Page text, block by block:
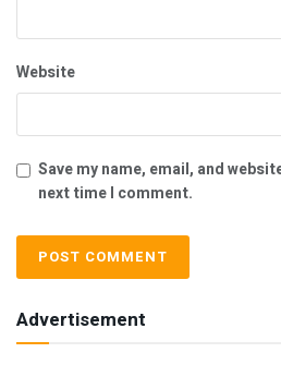
Website
Save my name, email, and
next time I comment.
Advertisement